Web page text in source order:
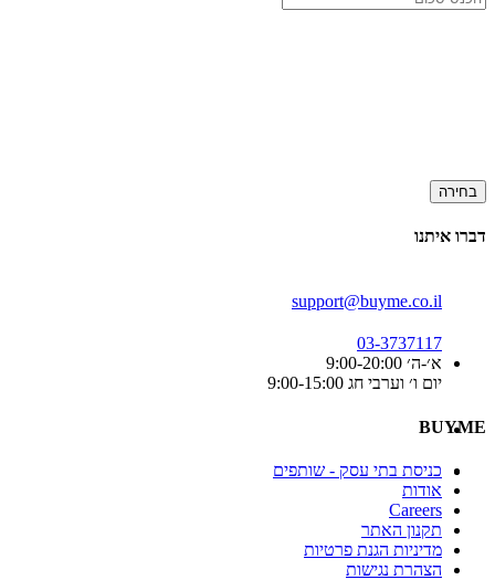
בחירה
דברו איתנו
support@buyme.co.il
03-3737117
א׳-ה׳ 9:00-20:00
יום ו׳ וערבי חג 9:00-15:00
BUYME
כניסת בתי עסק - שותפים
אודות
Careers
תקנון האתר
מדיניות הגנת פרטיות
הצהרת נגישות